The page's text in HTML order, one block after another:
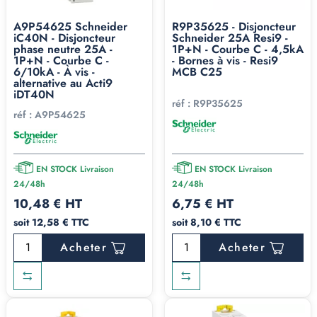
A9P54625 Schneider
iC40N - Disjoncteur
phase neutre 25A -
1P+N - Courbe C -
6/10kA - À vis -
alternative au Acti9
iDT40N
réf : A9P54625
EN STOCK Livraison
24/48h
10,48 € HT
soit 12,58 € TTC
Acheter
R9P35625 - Disjoncteur
Schneider 25A Resi9 -
1P+N - Courbe C - 4,5kA
- Bornes à vis - Resi9
MCB C25
réf : R9P35625
EN STOCK Livraison
24/48h
6,75 € HT
soit 8,10 € TTC
Acheter